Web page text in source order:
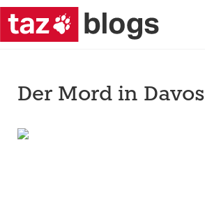
Der Mord in Davos